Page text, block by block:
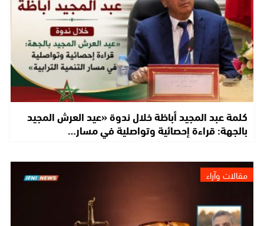
كلمة عبد المجيد أباظة خلال ندوة «عيد العرش المجيد
بالجهة: قراءة إحصائية وتواصلية في مسار…
مقالات وآراء